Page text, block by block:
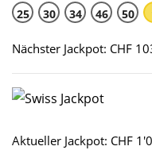
25 30 34 46 50
Nächster Jackpot: CHF
Aktueller Jackpot: CHF